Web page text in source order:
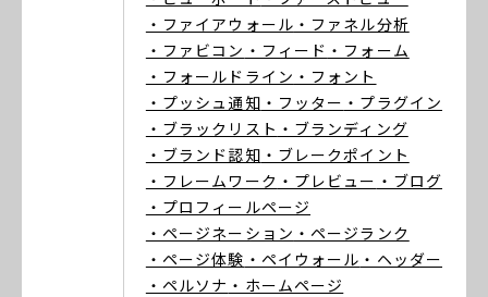
・ファイアウォール ・ファネル分析
・ファビコン ・フィード ・フォーム
・フォールドライン ・フォント
・プッシュ通知 ・フッター ・プラグイン
・ブラックリスト ・ブランディング
・ブランド認知 ・ブレークポイント
・フレームワーク ・プレビュー ・ブログ
・プロフィールページ
・ページネーション ・ページランク
・ページ体験 ・ペイウォール ・ヘッダー
・ペルソナ ・ホームページ